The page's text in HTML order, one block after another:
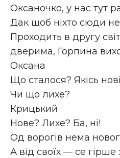
Оксаночко, у нас тут
Дак щоб ніхто сюди
Проходить в другу
дверима, Горпина
Оксана
Що сталося? Якісь
Чи що лихе?
Крицький
Нове? Лихе? Ба, ні!
Од ворогів нема
А від своїх — се гірше